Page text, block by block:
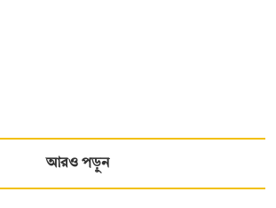
আরও পড়ুন